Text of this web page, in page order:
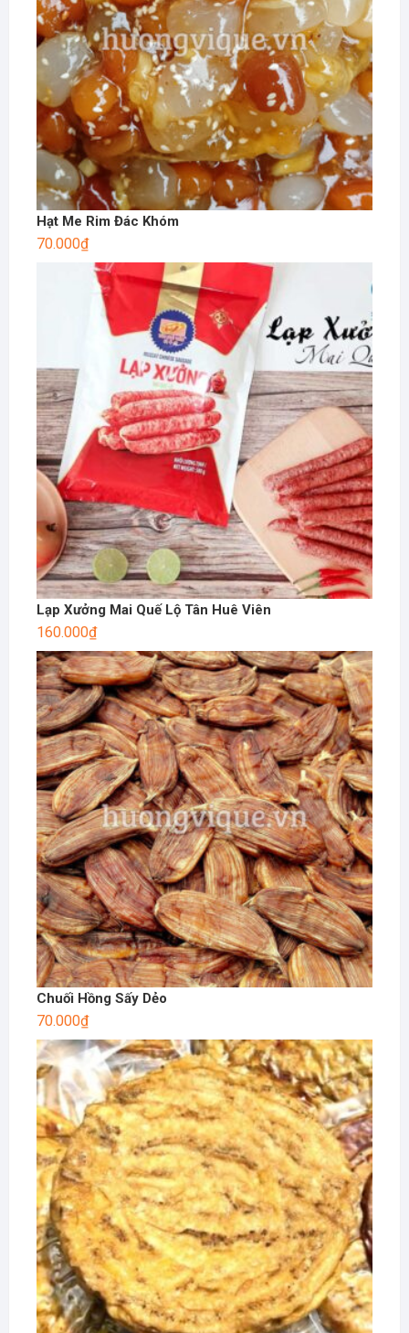
Hạt Me Rim Đác Khóm
70.000₫
Lạp Xưởng Mai Quế Lộ Tân Huê Viên
160.000₫
Chuối Hồng Sấy Dẻo
70.000₫